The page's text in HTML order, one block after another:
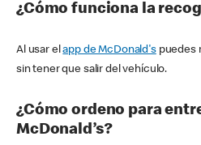
¿Cómo funciona la
Al usar elapp de McDonald'spuedes
sin tener que salir del vehículo.
¿Cómo ordeno para
McDonald’s?